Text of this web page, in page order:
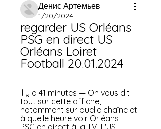
Денис Артемьев
1/20/2024
regarder US Orléans
PSG en direct US
Orléans Loiret
Football 20.01.2024
il y a 41 minutes — On vous dit
tout sur cette affiche,
notamment sur quelle chaîne et
à quelle heure voir Orléans –
PSG en direct à la TV. L'US